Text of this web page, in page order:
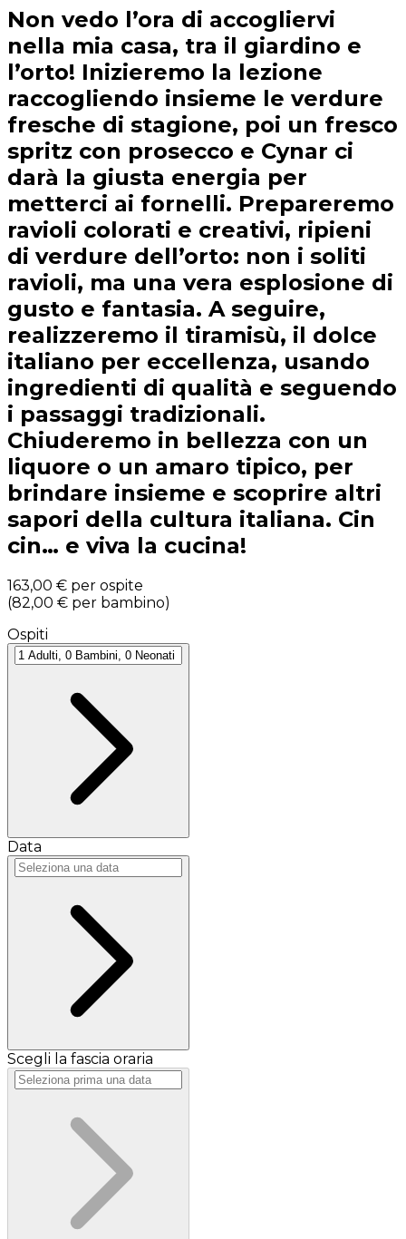
Non vedo l’ora di accogliervi
nella mia casa, tra il giardino e
l’orto! Inizieremo la lezione
raccogliendo insieme le verdure
fresche di stagione, poi un fresco
spritz con prosecco e Cynar ci
darà la giusta energia per
metterci ai fornelli. Prepareremo
ravioli colorati e creativi, ripieni
di verdure dell’orto: non i soliti
ravioli, ma una vera esplosione di
gusto e fantasia. A seguire,
realizzeremo il tiramisù, il dolce
italiano per eccellenza, usando
ingredienti di qualità e seguendo
i passaggi tradizionali.
Chiuderemo in bellezza con un
liquore o un amaro tipico, per
brindare insieme e scoprire altri
sapori della cultura italiana. Cin
cin… e viva la cucina!
163,00 € per ospite
(82,00 € per bambino)
Ospiti
Data
Scegli la fascia oraria